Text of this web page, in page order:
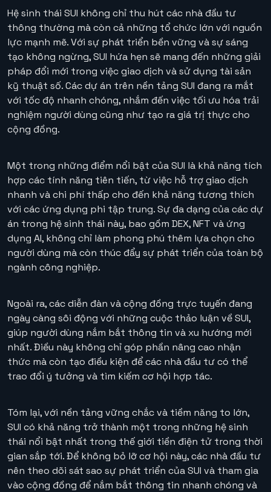
Hệ sinh thái SUI không chỉ thu hút các nhà đầu tư
thông thường mà còn cả những tổ chức lớn với nguồn
lực mạnh mẽ. Với sự phát triển bền vững và sự sáng
tạo không ngừng, SUI hứa hẹn sẽ mang đến những giải
pháp đổi mới trong việc giao dịch và sử dụng tài sản
kỹ thuật số. Các dự án trên nền tảng SUI đang ra mắt
với tốc độ nhanh chóng, nhắm đến việc tối ưu hóa trải
nghiệm người dùng cũng như tạo ra giá trị thực cho
cộng đồng.
Một trong những điểm nổi bật của SUI là khả năng tích
hợp các tính năng tiên tiến, từ việc hỗ trợ giao dịch
nhanh và chi phí thấp cho đến khả năng tương thích
với các ứng dụng phi tập trung. Sự đa dạng của các dự
án trong hệ sinh thái này, bao gồm DEX, NFT và ứng
dụng AI, không chỉ làm phong phú thêm lựa chọn cho
người dùng mà còn thúc đẩy sự phát triển của toàn bộ
ngành công nghiệp.
Ngoài ra, các diễn đàn và cộng đồng trực tuyến đang
ngày càng sôi động với những cuộc thảo luận về SUI,
giúp người dùng nắm bắt thông tin và xu hướng mới
nhất. Điều này không chỉ góp phần nâng cao nhận
thức mà còn tạo điều kiện để các nhà đầu tư có thể
trao đổi ý tưởng và tìm kiếm cơ hội hợp tác.
Tóm lại, với nền tảng vững chắc và tiềm năng to lớn,
SUI có khả năng trở thành một trong những hệ sinh
thái nổi bật nhất trong thế giới tiền điện tử trong thời
gian sắp tới. Để không bỏ lỡ cơ hội này, các nhà đầu tư
nên theo dõi sát sao sự phát triển của SUI và tham gia
vào cộng đồng để nắm bắt thông tin nhanh chóng và